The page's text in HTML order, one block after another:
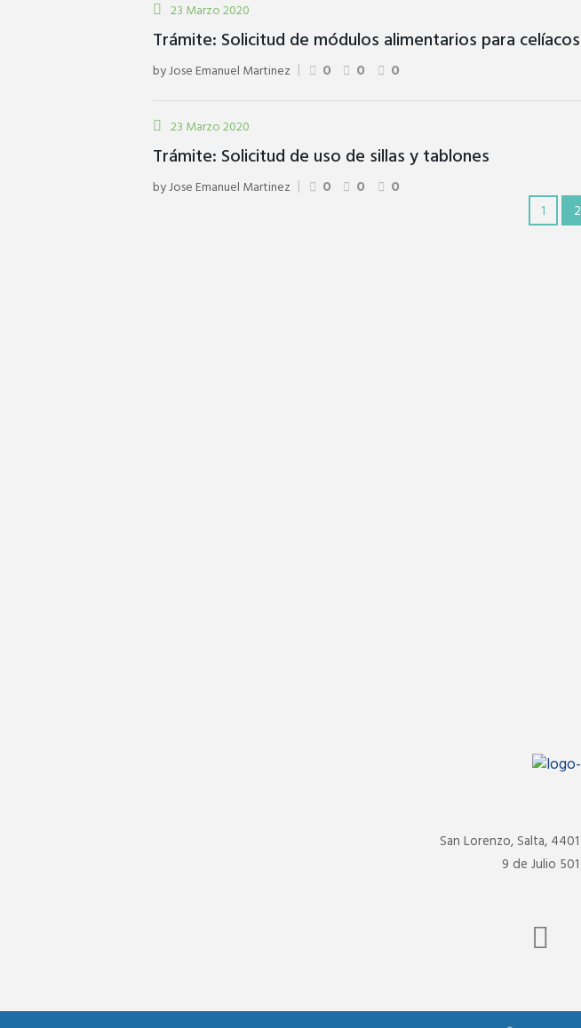
23 Marzo 2020
Trámite: Solicitud de módulos alimentarios para celíacos
byJose Emanuel Martinez 0 0 0
23 Marzo 2020
Trámite: Solicitud de uso de sillas y tablones
byJose Emanuel Martinez 0 0 0
1 2
San Lorenzo, Salta, 4401
9 de Julio 501